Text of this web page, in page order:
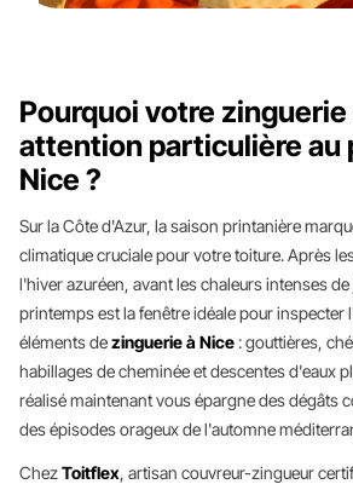
Pourquoi votre
attention particulière au
Nice ?
Sur la Côte d'Azur, la saison printanière
climatique cruciale pour votre toiture. Après
l'hiver azuréen, avant les chaleurs intenses de
printemps est la fenêtre idéale pour inspecter
éléments dezinguerie à Nice: gouttières,
habillages de cheminée et descentes d'eaux
réalisé maintenant vous épargne des dégâts
des épisodes orageux de l'automne
ChezToitflex, artisan couvreur-zingueur